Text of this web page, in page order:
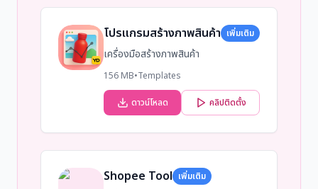
โปรแกรมสร้างภาพสินค้า เพิ่มเติม
เครื่องมือสร้างภาพสินค้า
156 MB•Templates
ดาวน์โหลด คลิปติดตั้ง
Shopee Tool เพิ่มเติม